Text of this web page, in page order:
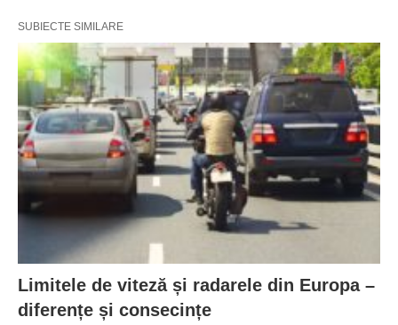
SUBIECTE SIMILARE
Limitele de viteză și radarele din Europa –
diferențe și consecințe